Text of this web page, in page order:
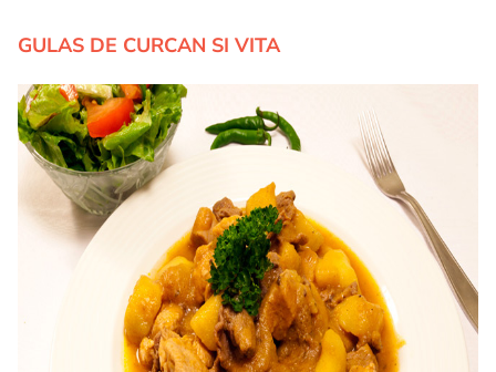
GULAS DE CURCAN SI VITA